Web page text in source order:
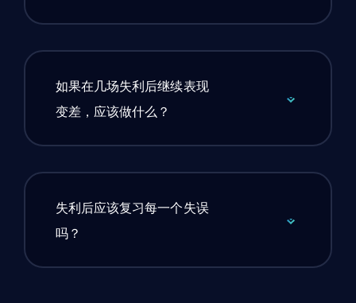
如果在几场失利后继续表现
变差，应该做什么？
失利后应该复习每一个失误
吗？